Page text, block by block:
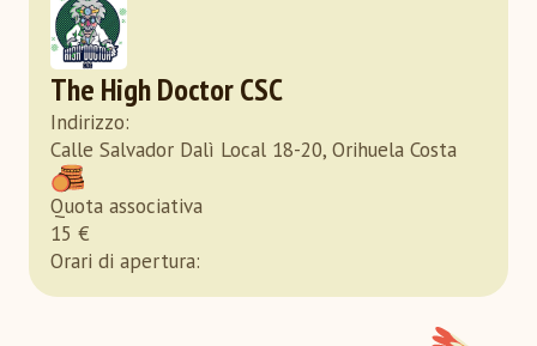
The High Doctor CSC
Indirizzo:
Calle Salvador Dalì Local 18-20, Orihuela Costa
Quota associativa
15 €
Orari di apertura: